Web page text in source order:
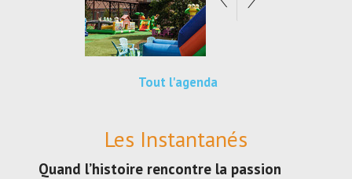
Tout l'agenda
Les Instantanés
Quand l’histoire rencontre la passion